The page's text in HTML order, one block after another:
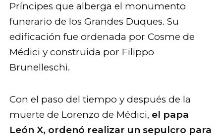
Príncipes que alberga el monumento
funerario de los Grandes Duques. Su
edificación fue ordenada por Cosme de
Médici y construida por Filippo
Brunelleschi.
Con el paso del tiempo y después de la
muerte de Lorenzo de Médici, el papa
León X, ordenó realizar un sepulcro para